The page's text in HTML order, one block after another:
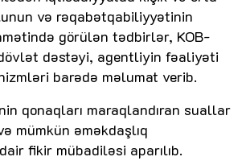
və rəqabətqabiliyyətinin
görülən tədbirlər, KOB-
dəstəyi, agentliyin fəaliyəti
barədə məlumat verib.
qonaqları maraqlandıran suallar
mümkün əməkdaşlıq
fikir mübadiləsi aparılıb.